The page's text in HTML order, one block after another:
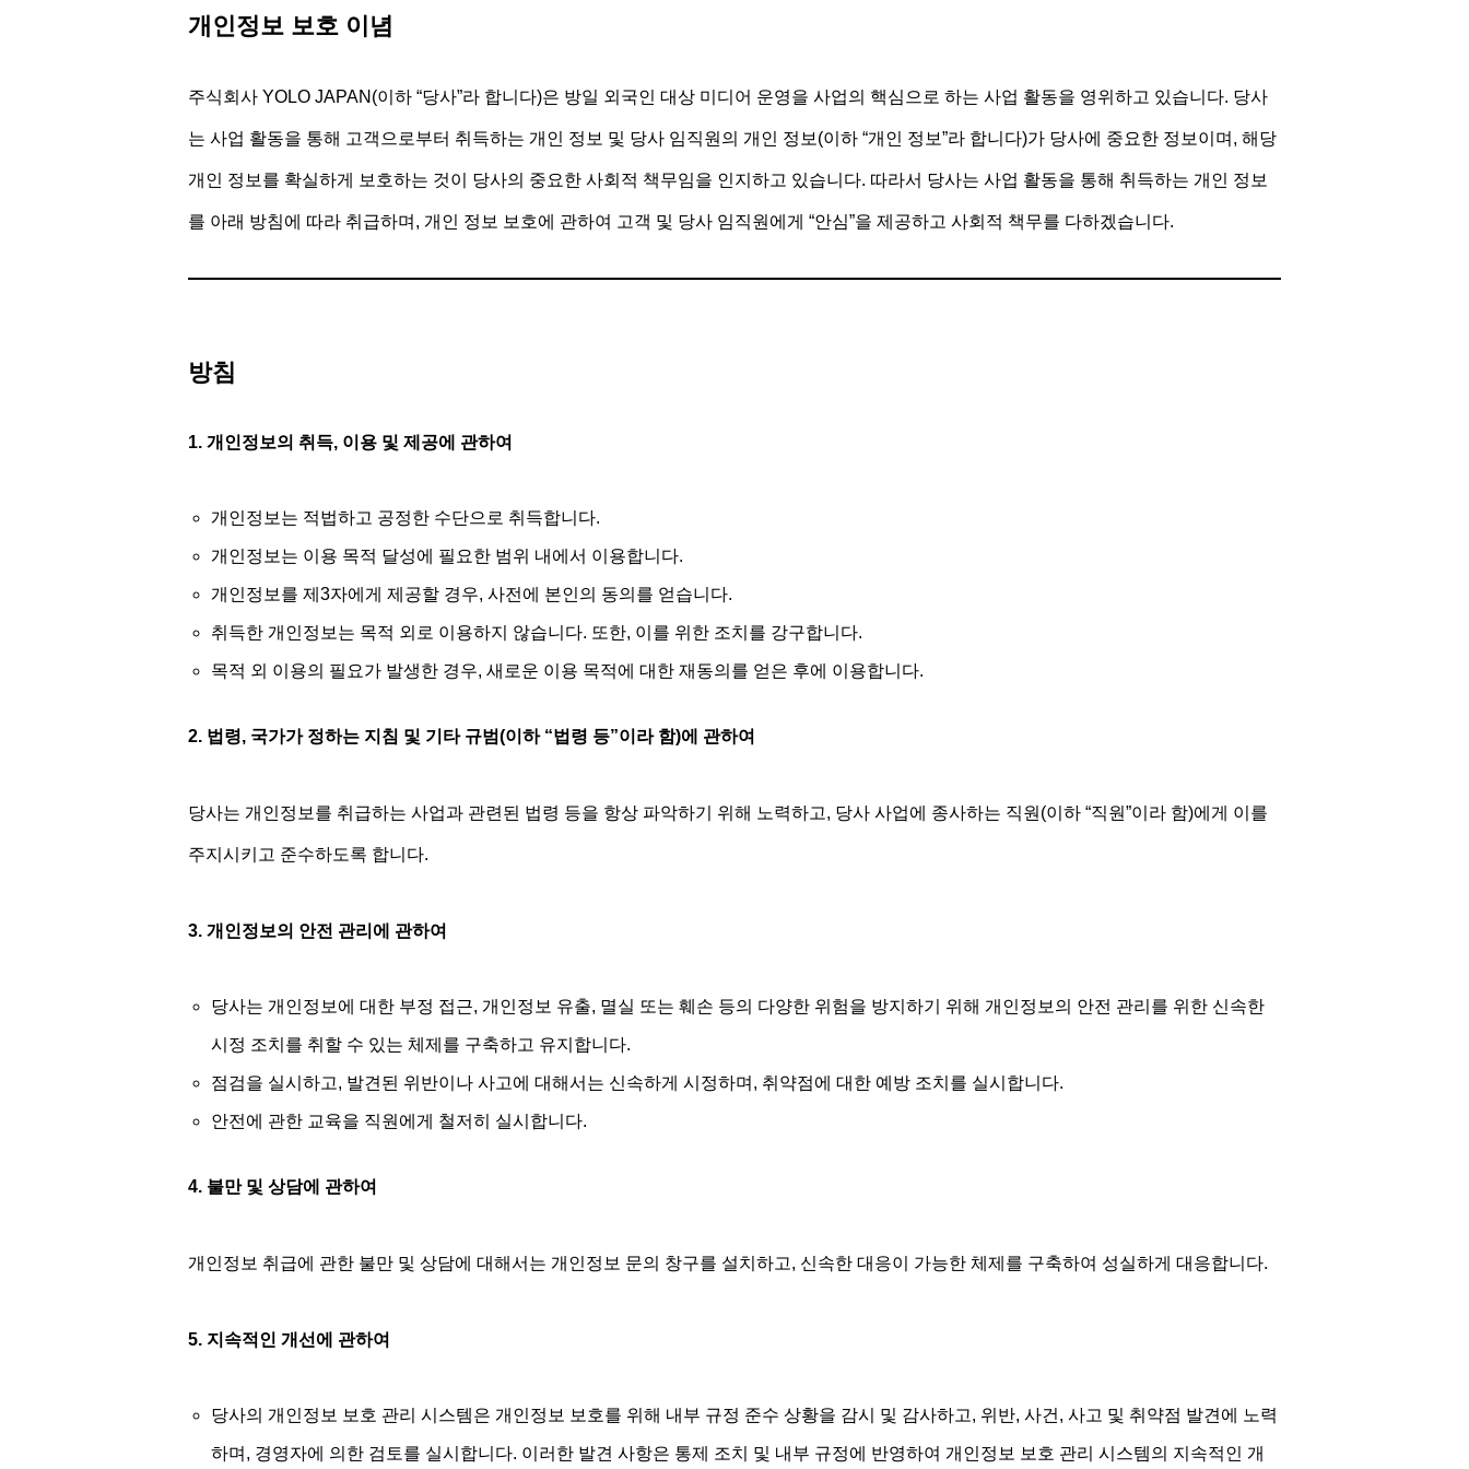
개인정보 보호 이념
주식회사 YOLO JAPAN(이하 “당사”라 합니다)은 방일 외국인 대상 미디어 운영을 사업의 핵심으로 하는 사업 활동을 영위하고 있습니다. 당사
는 사업 활동을 통해 고객으로부터 취득하는 개인 정보 및 당사 임직원의 개인 정보(이하 “개인 정보”라 합니다)가 당사에 중요한 정보이며, 해당
개인 정보를 확실하게 보호하는 것이 당사의 중요한 사회적 책무임을 인지하고 있습니다. 따라서 당사는 사업 활동을 통해 취득하는 개인 정보
를 아래 방침에 따라 취급하며, 개인 정보 보호에 관하여 고객 및 당사 임직원에게 “안심”을 제공하고 사회적 책무를 다하겠습니다.
방침
1. 개인정보의 취득, 이용 및 제공에 관하여
개인정보는 적법하고 공정한 수단으로 취득합니다.
개인정보는 이용 목적 달성에 필요한 범위 내에서 이용합니다.
개인정보를 제3자에게 제공할 경우, 사전에 본인의 동의를 얻습니다.
취득한 개인정보는 목적 외로 이용하지 않습니다. 또한, 이를 위한 조치를 강구합니다.
목적 외 이용의 필요가 발생한 경우, 새로운 이용 목적에 대한 재동의를 얻은 후에 이용합니다.
2. 법령, 국가가 정하는 지침 및 기타 규범(이하 “법령 등”이라 함)에 관하여
당사는 개인정보를 취급하는 사업과 관련된 법령 등을 항상 파악하기 위해 노력하고, 당사 사업에 종사하는 직원(이하 “직원”이라 함)에게 이를
주지시키고 준수하도록 합니다.
3. 개인정보의 안전 관리에 관하여
당사는 개인정보에 대한 부정 접근, 개인정보 유출, 멸실 또는 훼손 등의 다양한 위험을 방지하기 위해 개인정보의 안전 관리를 위한 신속한
시정 조치를 취할 수 있는 체제를 구축하고 유지합니다.
점검을 실시하고, 발견된 위반이나 사고에 대해서는 신속하게 시정하며, 취약점에 대한 예방 조치를 실시합니다.
안전에 관한 교육을 직원에게 철저히 실시합니다.
4. 불만 및 상담에 관하여
개인정보 취급에 관한 불만 및 상담에 대해서는 개인정보 문의 창구를 설치하고, 신속한 대응이 가능한 체제를 구축하여 성실하게 대응합니다.
5. 지속적인 개선에 관하여
당사의 개인정보 보호 관리 시스템은 개인정보 보호를 위해 내부 규정 준수 상황을 감시 및 감사하고, 위반, 사건, 사고 및 취약점 발견에 노력
하며, 경영자에 의한 검토를 실시합니다. 이러한 발견 사항은 통제 조치 및 내부 규정에 반영하여 개인정보 보호 관리 시스템의 지속적인 개